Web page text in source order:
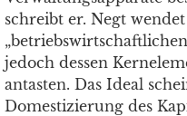
schreibt er. Negt
jedoch dessen
antasten. Das Ideal
Domestizierung des